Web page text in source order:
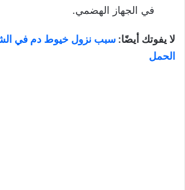
في الجهاز الهضمي.
لا يفوتك أيضًا: سبب نزول خيوط دم في
الحمل